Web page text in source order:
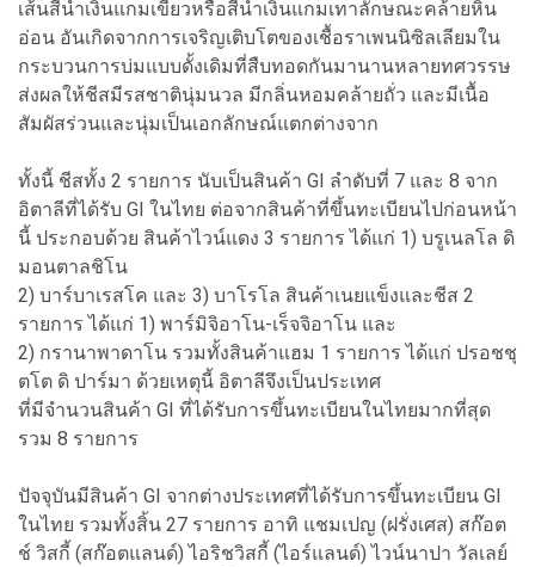
เส้นสีน้ำเงินแกมเขียวหรือสีน้ำเงินแกมเทาลักษณะคล้ายหิน
อ่อน อันเกิดจากการเจริญเติบโตของเชื้อราเพนนิซิลเลียมใน
กระบวนการบ่มแบบดั้งเดิมที่สืบทอดกันมานานหลายทศวรรษ
ส่งผลให้ชีสมีรสชาตินุ่มนวล มีกลิ่นหอมคล้ายถั่ว และมีเนื้อ
สัมผัสร่วนและนุ่มเป็นเอกลักษณ์แตกต่างจาก
ทั้งนี้ ชีสทั้ง 2 รายการ นับเป็นสินค้า GI ลำดับที่ 7 และ 8 จาก
อิตาลีที่ได้รับ GI ในไทย ต่อจากสินค้าที่ขึ้นทะเบียนไปก่อนหน้า
นี้ ประกอบด้วย สินค้าไวน์แดง 3 รายการ ได้แก่ 1) บรูเนลโล ดิ
มอนตาลชิโน
2) บาร์บาเรสโค และ 3) บาโรโล สินค้าเนยแข็งและชีส 2
รายการ ได้แก่ 1) พาร์มิจิอาโน-เร็จจิอาโน และ
2) กรานาพาดาโน รวมทั้งสินค้าแฮม 1 รายการ ได้แก่ ปรอชชุ
ตโต ดิ ปาร์มา ด้วยเหตุนี้ อิตาลีจึงเป็นประเทศ
ที่มีจำนวนสินค้า GI ที่ได้รับการขึ้นทะเบียนในไทยมากที่สุด
รวม 8 รายการ
ปัจจุบันมีสินค้า GI จากต่างประเทศที่ได้รับการขึ้นทะเบียน GI
ในไทย รวมทั้งสิ้น 27 รายการ อาทิ แชมเปญ (ฝรั่งเศส) สก๊อต
ช์ วิสกี้ (สก๊อตแลนด์) ไอริชวิสกี้ (ไอร์แลนด์) ไวน์นาปา วัลเลย์